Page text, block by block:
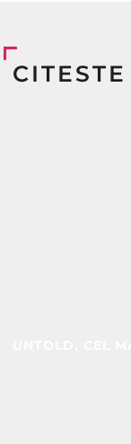
CITESTE